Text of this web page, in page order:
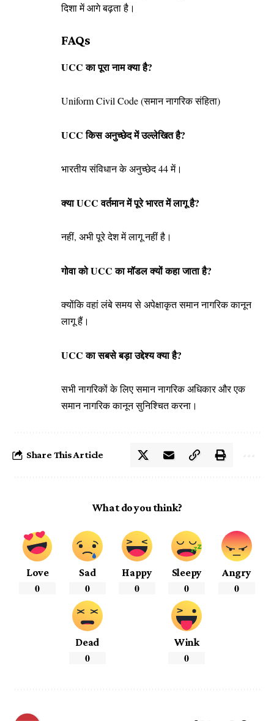
दिशा में आगे बढ़ता है।
FAQs
UCC का पूरा नाम क्या है?
Uniform Civil Code (समान नागरिक संहिता)
UCC किस अनुच्छेद में उल्लेखित है?
भारतीय संविधान के अनुच्छेद 44 में।
क्या UCC वर्तमान में पूरे भारत में लागू है?
नहीं, अभी पूरे देश में लागू नहीं है।
गोवा को UCC का मॉडल क्यों कहा जाता है?
क्योंकि वहां लंबे समय से अपेक्षाकृत समान नागरिक कानून
लागू हैं।
UCC का सबसे बड़ा उद्देश्य क्या है?
सभी नागरिकों के लिए समान नागरिक अधिकार और एक
समान नागरिक कानून सुनिश्चित करना।
Share This Article
What do you think?
Love
0
Sad
0
Happy
0
Sleepy
0
Angry
0
Dead
0
Wink
0